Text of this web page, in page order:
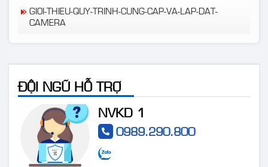
HOÀNG
GIOI-THIEU-QUY-TRINH-CUNG-CAP-VA-LAP-DAT-
CAMERA
ĐỘI NGŨ HỖ TRỢ
NVKD 1
0989.290.800